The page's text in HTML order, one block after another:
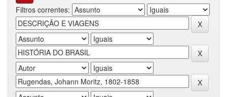
Filtros correntes: